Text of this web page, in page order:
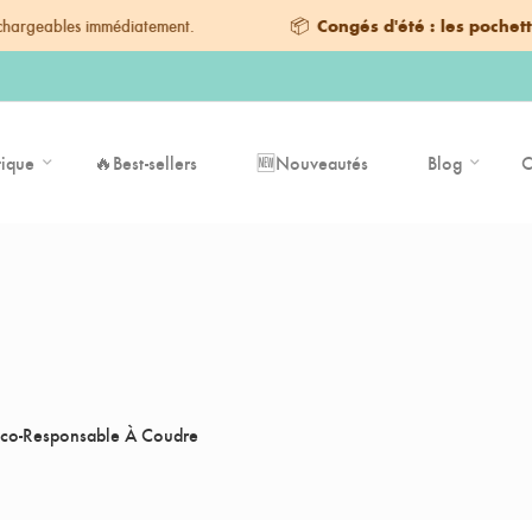
immédiatement. Congés d'été : les pochettes
🔥Best-sellers 🆕Nouveautés Blog
Responsable À Coudre